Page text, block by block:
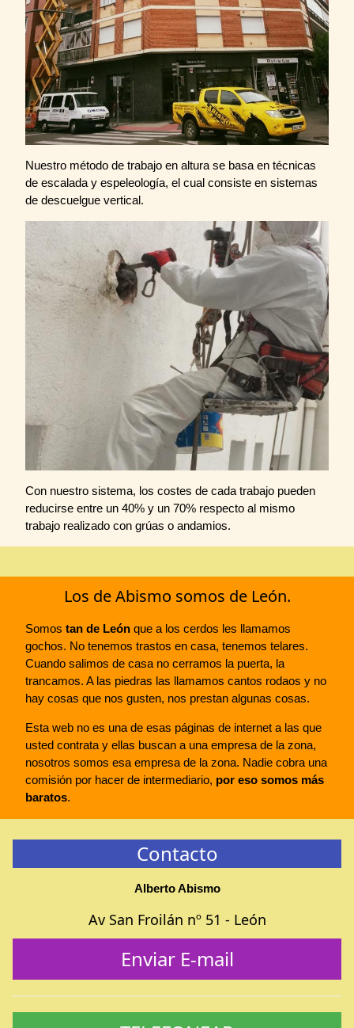
Nuestro método de trabajo en altura se basa en técnicas
de escalada y espeleología, el cual consiste en sistemas
de descuelgue vertical.
Con nuestro sistema, los costes de cada trabajo pueden
reducirse entre un 40% y un 70% respecto al mismo
trabajo realizado con grúas o andamios.
Los de Abismo somos de León.
Somos tan de León que a los cerdos les llamamos
gochos. No tenemos trastos en casa, tenemos telares.
Cuando salimos de casa no cerramos la puerta, la
trancamos. A las piedras las llamamos cantos rodaos y no
hay cosas que nos gusten, nos prestan algunas cosas.
Esta web no es una de esas páginas de internet a las que
usted contrata y ellas buscan a una empresa de la zona,
nosotros somos esa empresa de la zona. Nadie cobra una
comisión por hacer de intermediario, por eso somos más
baratos.
Contacto
Alberto Abismo
Av San Froilán nº 51 - León
Enviar E-mail